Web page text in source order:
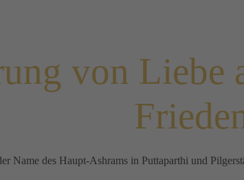
von Liebe
Name des Haupt-Ashrams in Puttaparthi und